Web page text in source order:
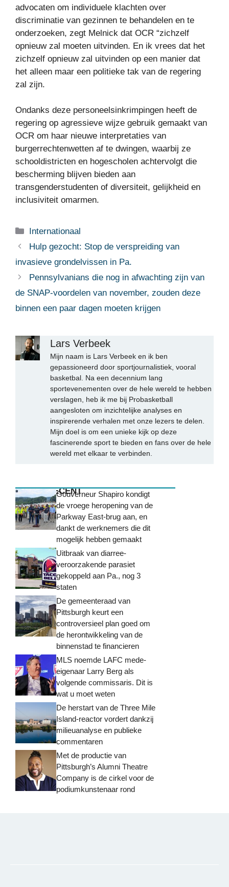
advocaten om individuele klachten over
discriminatie van gezinnen te behandelen en te
onderzoeken, zegt Melnick dat OCR “zichzelf
opnieuw zal moeten uitvinden. En ik vrees dat het
zichzelf opnieuw zal uitvinden op een manier dat
het alleen maar een politieke tak van de regering
zal zijn.
Ondanks deze personeelsinkrimpingen heeft de
regering op agressieve wijze gebruik gemaakt van
OCR om haar nieuwe interpretaties van
burgerrechtenwetten af ​​te dwingen, waarbij ze
schooldistricten en hogescholen achtervolgt die
bescherming blijven bieden aan
transgenderstudenten of diversiteit, gelijkheid en
inclusiviteit omarmen.
Categorieën
Internationaal
Hulp gezocht: Stop de verspreiding van
invasieve grondelvissen in Pa.
Pennsylvanians die nog in afwachting zijn van
de SNAP-voordelen van november, zouden deze
binnen een paar dagen moeten krijgen
Lars Verbeek
Mijn naam is Lars Verbeek en ik ben
gepassioneerd door sportjournalistiek, vooral
basketbal. Na een decennium lang
sportevenementen over de hele wereld te hebben
verslagen, heb ik me bij Probasketball
aangesloten om inzichtelijke analyses en
inspirerende verhalen met onze lezers te delen.
Mijn doel is om een unieke kijk op deze
fascinerende sport te bieden en fans over de hele
wereld met elkaar te verbinden.
MEEST RECENTGouverneur Shapiro kondigt
de vroege heropening van de
Parkway East-brug aan, en
dankt de werknemers die dit
mogelijk hebben gemaakt
Uitbraak van diarree-
veroorzakende parasiet
gekoppeld aan Pa., nog 3
staten
De gemeenteraad van
Pittsburgh keurt een
controversieel plan goed om
de herontwikkeling van de
binnenstad te financieren
MLS noemde LAFC mede-
eigenaar Larry Berg als
volgende commissaris. Dit is
wat u moet weten
De herstart van de Three Mile
Island-reactor vordert dankzij
milieuanalyse en publieke
commentaren
Met de productie van
Pittsburgh’s Alumni Theatre
Company is de cirkel voor de
podiumkunstenaar rond